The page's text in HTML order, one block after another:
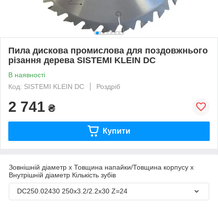
Пила дискова промислова для поздовжнього
різання дерева SISTEMI KLEIN DC
В наявності
Код: SISTEMI KLEIN DC
Роздріб
2 741 ₴
Купити
Зовнішній діаметр х Товщина напайки/Товщина корпусу х
Внутрішній діаметр Кількість зубів
DC250.02430 250х3.2/2.2х30 Z=24